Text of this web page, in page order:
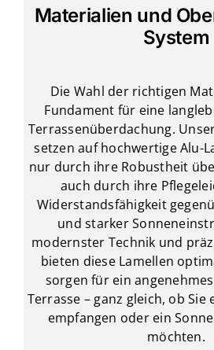
Materialien und
System
Die Wahl der richtigen
Fundament für eine
Terrassenüberdachung.
setzen auf hochwertige Alu-
nur durch ihre Robustheit
auch durch ihre
Widerstandsfähigkeit
und starker
modernster Technik und
bieten diese Lamellen
sorgen für ein
Terrasse – ganz gleich, ob Sie
empfangen oder ein
möchten.